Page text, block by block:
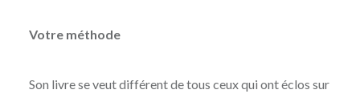
Votre méthode
Son livre se veut différent de tous ceux qui ont éclos sur